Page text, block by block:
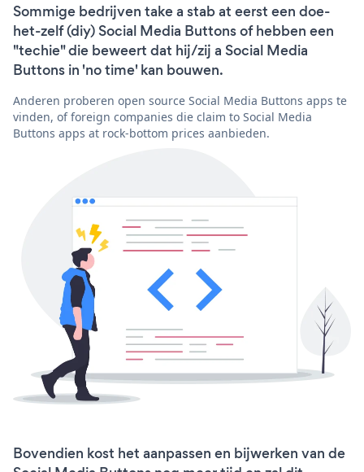
Sommige bedrijven take a stab at eerst een doe-
het-zelf (diy) Social Media Buttons of hebben een
"techie" die beweert dat hij/zij a Social Media
Buttons in 'no time' kan bouwen.
Anderen proberen open source Social Media Buttons apps te
vinden, of foreign companies die claim to Social Media
Buttons apps at rock-bottom prices aanbieden.
Bovendien kost het aanpassen en bijwerken van de